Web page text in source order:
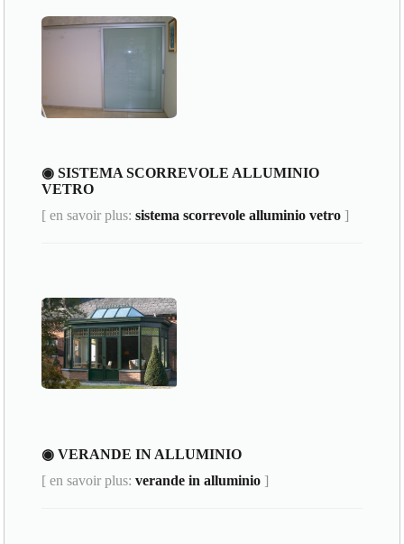
◉ SISTEMA SCORREVOLE ALLUMINIO
VETRO
[ en savoir plus:sistema scorrevole alluminio vetro ]
◉ VERANDE IN ALLUMINIO
[ en savoir plus:verande in alluminio ]